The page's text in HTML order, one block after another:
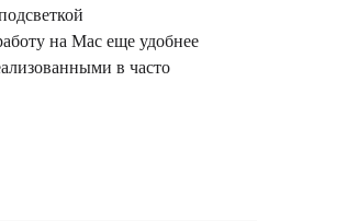
на Мас еще удобнее
в часто